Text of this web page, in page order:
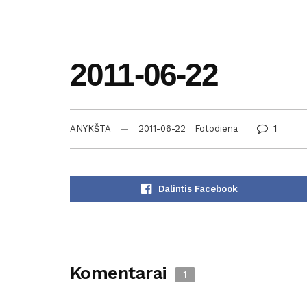
2011-06-22
ANYKŠTA 2011-06-22 Fotodiena 1
Dalintis Facebook
Komentarai 1